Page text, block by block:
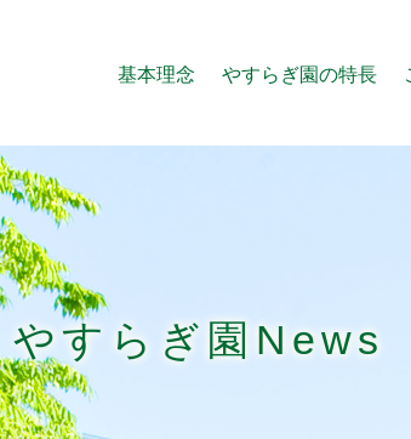
基本理念 やすらぎ園の特長
やすらぎ園News